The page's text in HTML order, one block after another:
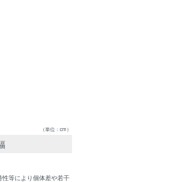
（単位：cm）
等により個体差や若干